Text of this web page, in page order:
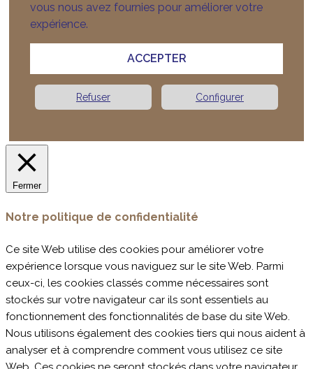
vous nous avez fournies pour améliorer votre
expérience.
ACCEPTER
Refuser Configurer
Fermer
Notre politique de confidentialité
Ce site Web utilise des cookies pour améliorer votre
expérience lorsque vous naviguez sur le site Web. Parmi
ceux-ci, les cookies classés comme nécessaires sont
stockés sur votre navigateur car ils sont essentiels au
fonctionnement des fonctionnalités de base du site Web.
Nous utilisons également des cookies tiers qui nous aident à
analyser et à comprendre comment vous utilisez ce site